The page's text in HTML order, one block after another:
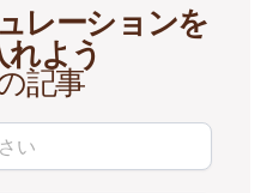
レーションを
よう
記事